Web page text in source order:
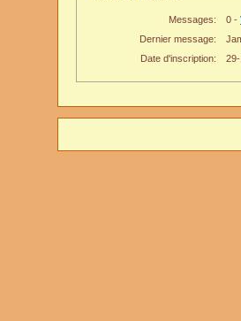
Messages: 0 -
Dernier message:
Date d'inscription: